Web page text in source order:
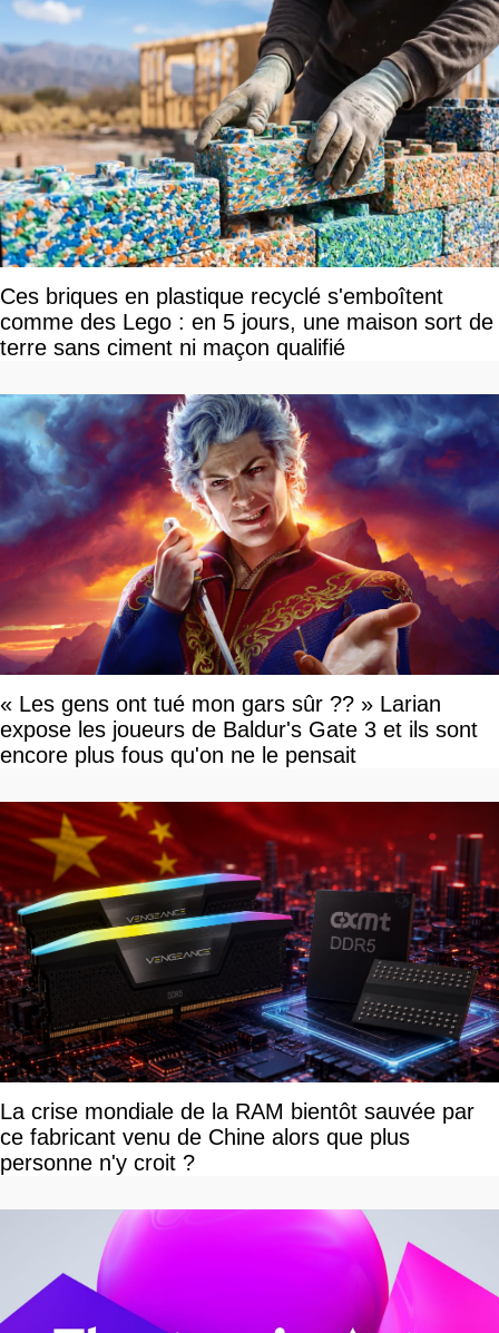
Ces briques en plastique recyclé s'emboîtent
comme des Lego : en 5 jours, une maison sort de
terre sans ciment ni maçon qualifié
« Les gens ont tué mon gars sûr ?? » Larian
expose les joueurs de Baldur's Gate 3 et ils sont
encore plus fous qu'on ne le pensait
La crise mondiale de la RAM bientôt sauvée par
ce fabricant venu de Chine alors que plus
personne n'y croit ?